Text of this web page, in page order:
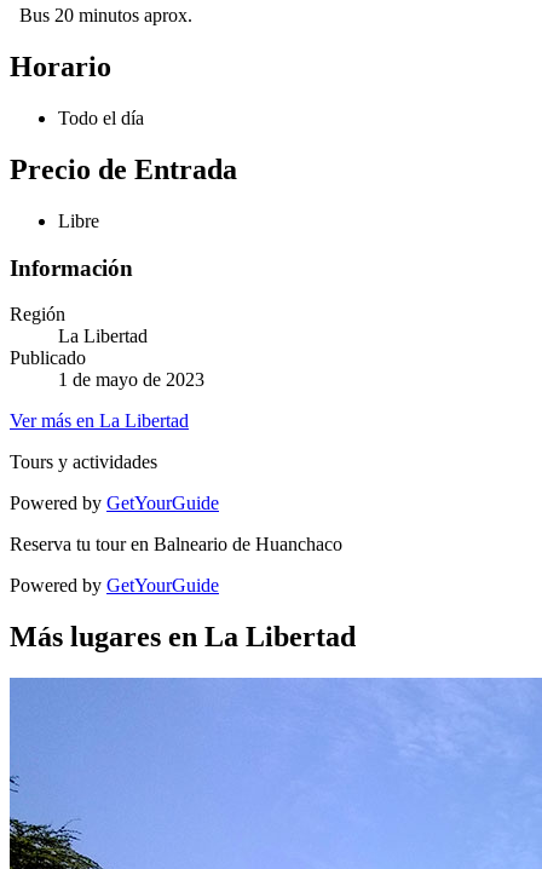
Bus 20 minutos aprox.
Horario
Todo el día
Precio de Entrada
Libre
Información
Región
La Libertad
Publicado
1 de mayo de 2023
Ver más en La Libertad
Tours y actividades
Powered by GetYourGuide
Reserva tu tour en Balneario de Huanchaco
Powered by GetYourGuide
Más lugares en La Libertad